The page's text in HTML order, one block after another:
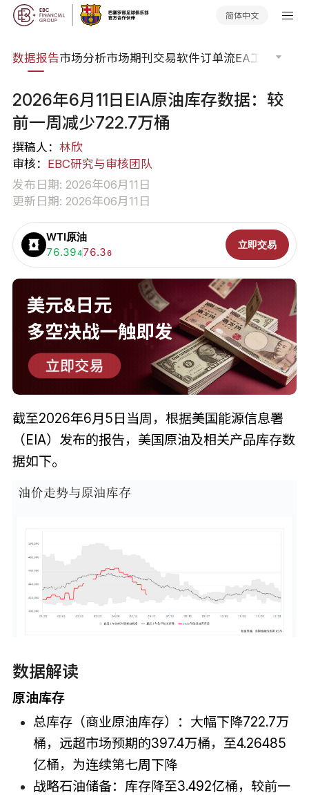
简体中文
数据报告市场分析市场期刊交易软件订单流EA工具库
2026年6月11日EIA原油库存数据：较
前一周减少722.7万桶
撰稿人： 林欣
审核： EBC研究与审核团队
发布日期: 2026年06月11日
更新日期: 2026年06月11日
WTI原油
买入:
76.394卖出:
76.36
立即交易
截至2026年6月5日当周，根据美国能源信息署
（EIA）发布的报告，美国原油及相关产品库存数
据如下。
数据解读
原油库存
总库存（商业原油库存）：大幅下降722.7万
桶，远超市场预期的397.4万桶，至4.26485
亿桶，为连续第七周下降
战略石油储备：库存降至3.492亿桶，较前一